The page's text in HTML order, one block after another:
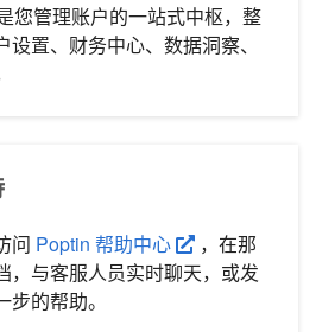
您管理账户的一站式中枢，整
置、财务中心、数据洞察、
问 Poptin 帮助中心
，在那
，与客服人员实时聊天，或发
的帮助。